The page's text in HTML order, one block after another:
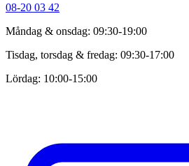
08-20 03 42
Måndag & onsdag: 09:30-19:00
Tisdag, torsdag & fredag: 09:30-17:00
Lördag: 10:00-15:00